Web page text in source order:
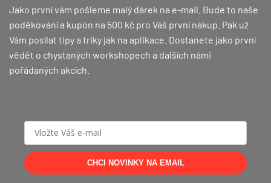
Jako první vám pošleme malý dárek na e-mail. Bude to naše
poděkování a kupón na 500 kč pro Váš první nákup. Pak už
Vám posílat tipy a triky jak na aplikace. Dostanete jako první
vědět o chystaných workshopech a dalších námi
pořádaných akcích.
CHCI NOVINKY NA EMAIL